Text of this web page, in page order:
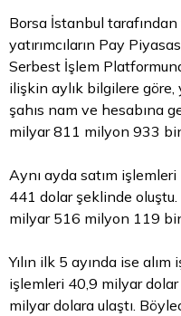
Borsa İstanbul tarafından
yatırımcıların Pay
Serbest İşlem
ilişkin aylık bilgilere göre,
şahıs nam ve hesabına
milyar 811 milyon 933
Aynı ayda satım
441 dolar şeklinde
milyar 516 milyon 119
Yılın ilk 5 ayında ise
işlemleri 40,9 milyar
milyar dolara ulaştı.